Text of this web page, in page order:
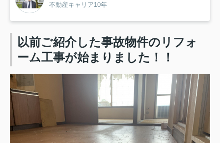
不動産キャリア10年
以前ご紹介した事故物件のリフォ
ーム工事が始まりました！！